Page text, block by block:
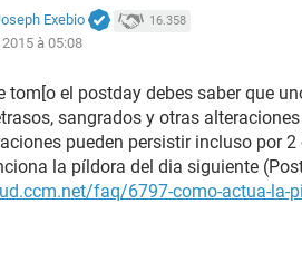
Exebio 16.358
2015 à 05:08
tom[o el postday debes saber que
sangrados y otras
pueden persistir incluso por
la píldora del dia siguiente
faq/6797-como-actua-la-